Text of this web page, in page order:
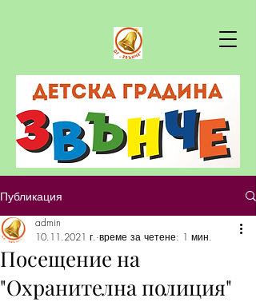
Публикация
Посещение на
"Охранителна полиция"
admin
10.11.2021 г. време за четене: 1 мин.